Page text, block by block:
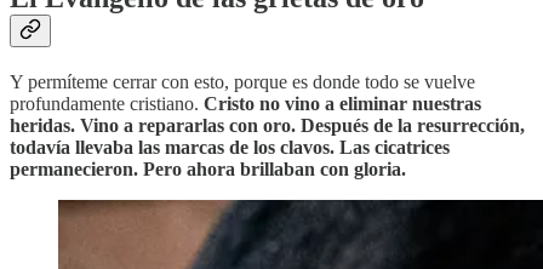
Y permíteme cerrar con esto, porque es donde todo se vuelve
profundamente cristiano. Cristo no vino a eliminar nuestras
heridas. Vino a repararlas con oro. Después de la resurrección,
todavía llevaba las marcas de los clavos. Las cicatrices
permanecieron. Pero ahora brillaban con gloria.